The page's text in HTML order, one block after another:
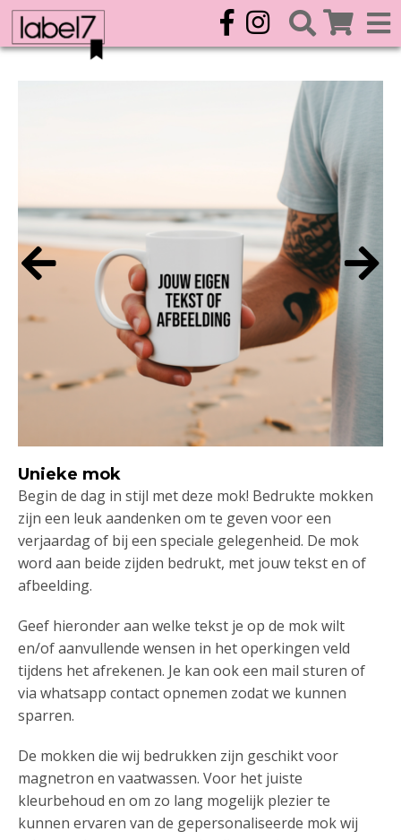
Unieke mok
Begin de dag in stijl met deze mok! Bedrukte mokken
zijn een leuk aandenken om te geven voor een
verjaardag of bij een speciale gelegenheid. De mok
word aan beide zijden bedrukt, met jouw tekst en of
afbeelding.
Geef hieronder aan welke tekst je op de mok wilt
en/of aanvullende wensen in het operkingen veld
tijdens het afrekenen. Je kan ook een mail sturen of
via whatsapp contact opnemen zodat we kunnen
sparren.
De mokken die wij bedrukken zijn geschikt voor
magnetron en vaatwassen. Voor het juiste
kleurbehoud en om zo lang mogelijk plezier te
kunnen ervaren van de gepersonaliseerde mok wij